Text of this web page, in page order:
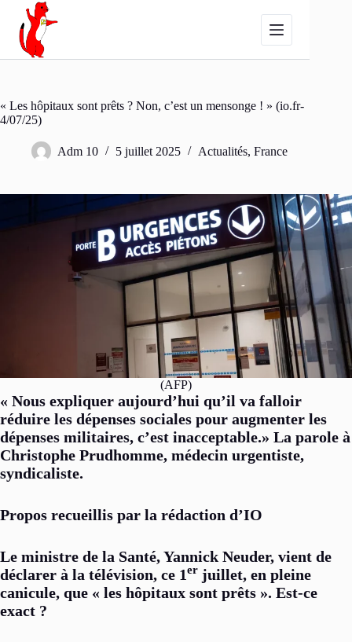
Passer
contenu
« Les hôpitaux sont prêts ? Non, c’est un mensonge ! » (io.fr-
4/07/25)
Adm 10 5 juillet 2025 Actualités, France
(AFP)
« Nous expliquer aujourd’hui qu’il va falloir
réduire les dépenses sociales pour augmenter les
dépenses militaires, c’est inacceptable.» La parole à
Christophe Prudhomme, médecin urgentiste,
syndicaliste.
Propos recueillis par la rédaction d’IO
Le ministre de la Santé, Yannick Neuder, vient de
déclarer à la télévision, ce 1er juillet, en pleine
canicule, que « les hôpitaux sont prêts ». Est-ce
exact ?